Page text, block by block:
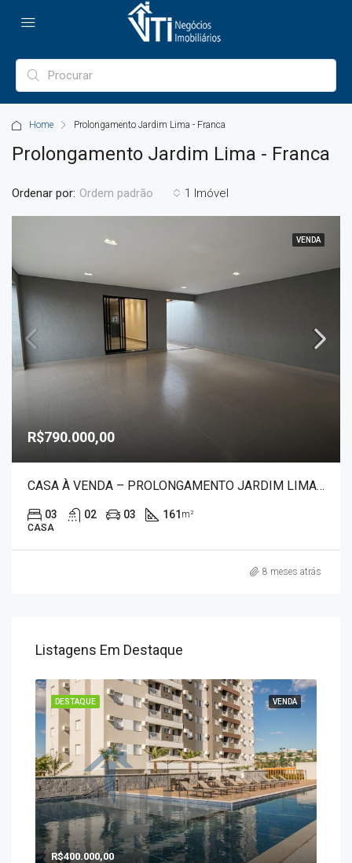
Home Prolongamento Jardim Lima - Franca
Prolongamento Jardim Lima - Franca
1 Imóvel
Ordenar por: Ordem padrão
VENDA
R$790.000,00
CASA À VENDA – PROLONGAMENTO JARDIM LIMA 9448
03 02 03 161 m²
CASA
8 meses atrás
Listagens Em Destaque
VENDA
DESTAQUE
R$400.000,00